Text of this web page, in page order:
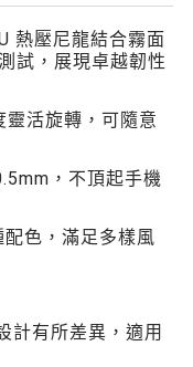
熱壓尼龍結合霧面
試，展現卓越韌性
靈活旋轉，可隨意
，不頂起手機
配色，滿足多樣風
計有所差異，適用